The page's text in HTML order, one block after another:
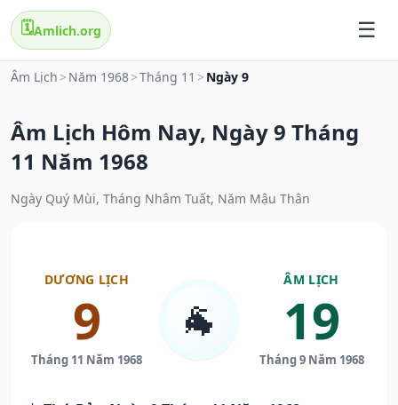
🗓️Amlich.org
Âm Lịch > Năm 1968>Tháng 11 > Ngày 9
Âm Lịch Hôm Nay, Ngày 9 Tháng
11 Năm 1968
Ngày Quý Mùi, Tháng Nhâm Tuất, Năm Mậu Thân
DƯƠNG LỊCH
9
Tháng 11 Năm 1968
🐐
ÂM LỊCH
19
Tháng 9 Năm 1968